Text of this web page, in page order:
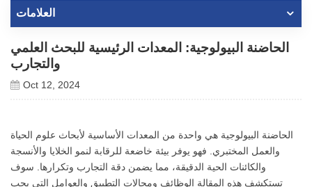
العلامات
الحاضنة البيولوجية: المعدات الرئيسية للبحث العلمي
والتجارب
Oct 12, 2024
الحاضنة البيولوجية هي واحدة من المعدات الأساسية لأبحاث علوم الحياة
والعمل المختبري. فهو يوفر بيئة خاضعة للرقابة لنمو الخلايا والأنسجة
والكائنات الحية الدقيقة، مما يضمن دقة التجارب وتكرارها. سوف
تستكشف هذه المقالة الوظائف ومجالات التطبيق والعوامل التي يجب